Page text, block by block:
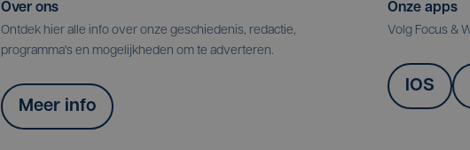
Over ons
Ontdek hier alle info over onze geschiedenis, redactie,
programma's en mogelijkheden om te adverteren.
Meer info
Onze apps
Volg Focus &
IOS